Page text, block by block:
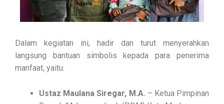
Dalam kegiatan ini, hadir dan turut menyerahkan
langsung bantuan simbolis kepada para penerima
manfaat, yaitu:
Ustaz Maulana Siregar, M.A. – Ketua Pimpinan